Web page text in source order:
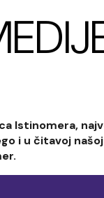
Istinomera,
i u čitavoj